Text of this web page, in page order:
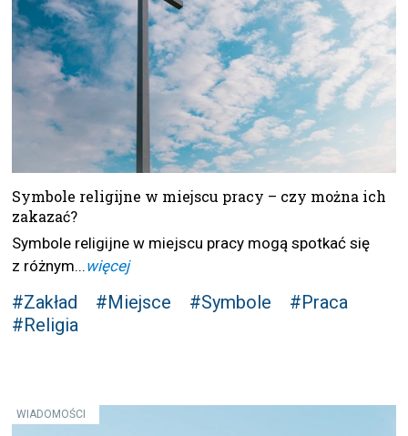
Symbole religijne w miejscu pracy – czy można ich
zakazać?
Symbole religijne w miejscu pracy mogą spotkać się
z różnym...więcej
#Zakład #Miejsce #Symbole
#Praca
#Religia
WIADOMOŚCI